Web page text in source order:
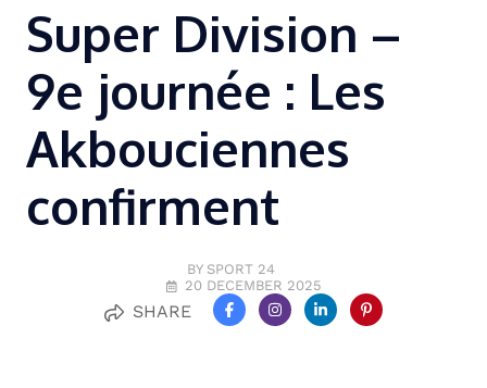
Super Division –
9e journée : Les
Akbouciennes
confirment
BY SPORT 24
20 DECEMBER 2025
SHARE